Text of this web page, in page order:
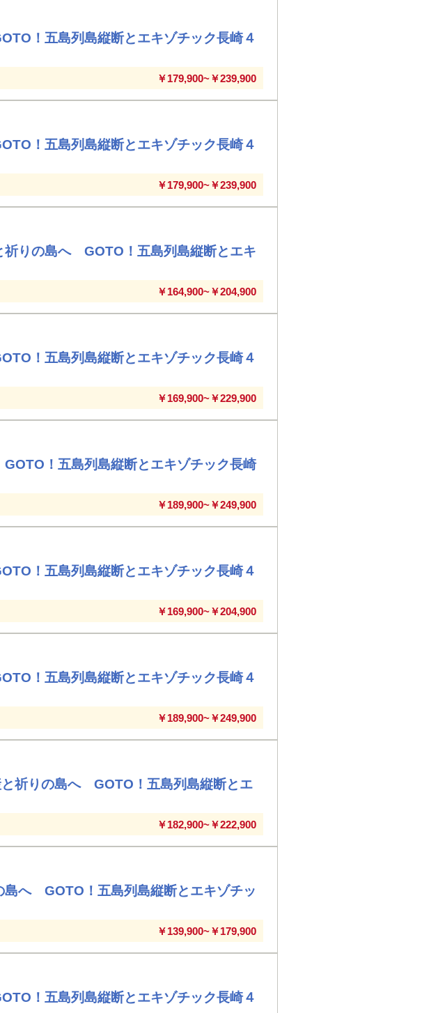
！五島列島縦断とエキゾチック長崎４
￥179,900~￥239,900
！五島列島縦断とエキゾチック長崎４
￥179,900~￥239,900
祈りの島へ GOTO！五島列島縦断とエキ
￥164,900~￥204,900
！五島列島縦断とエキゾチック長崎４
￥169,900~￥229,900
！五島列島縦断とエキゾチック長崎
￥189,900~￥249,900
！五島列島縦断とエキゾチック長崎４
￥169,900~￥204,900
！五島列島縦断とエキゾチック長崎４
￥189,900~￥249,900
と祈りの島へ GOTO！五島列島縦断とエ
￥182,900~￥222,900
島へ GOTO！五島列島縦断とエキゾチッ
￥139,900~￥179,900
！五島列島縦断とエキゾチック長崎４